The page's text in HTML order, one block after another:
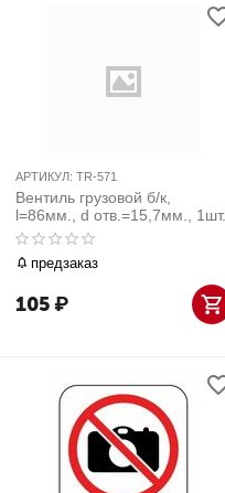
АРТИКУЛ: TR-571
Вентиль грузовой б/к,
l=86мм., d отв.=15,7мм., 1шт.
предзаказ
105₽